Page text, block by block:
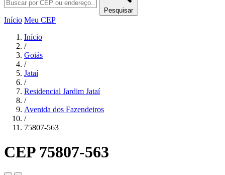
Pesquisar
Início Meu CEP
Início
/
Goiás
/
Jataí
/
Residencial Jardim Jataí
/
Avenida dos Fazendeiros
/
75807-563
CEP 75807-563